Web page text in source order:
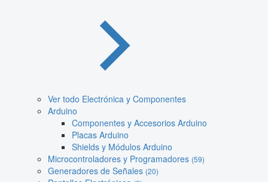
Ver todo Electrónica y Componentes
Arduino
Componentes y Accesorios Arduino
Placas Arduino
Shields y Módulos Arduino
Microcontroladores y Programadores (59)
Generadores de Señales (20)